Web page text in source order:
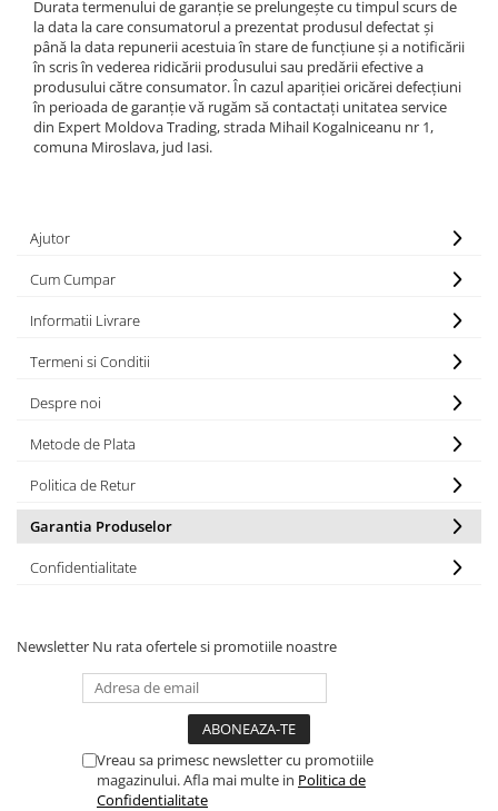
Strunguri metal cu freza
Strunguri universale
Strunguri universale cu afisaj
digital
Strunguri universale cu viteza
variabila
si coloana
si coloana
Masini de gaurit cu coloana
de actionare
curea de distributie
Masini de gaurit cu masa
coloana
Masini de gaurit radiale
Masini de gaurit si frezat
Centre de prelucrare verticale CNC
Masini de frezat cu batiu
Masini de frezat multifunctionale
Masini de frezat universale SERVO
Masini de frezat verticale
Masini de slefuit metal
Durata termenului de garanţie se prelungeşte cu timpul scurs de
la data la care consumatorul a prezentat produsul defectat şi
până la data repunerii acestuia în stare de funcţiune şi a notificării
în scris în vederea ridicării produsului sau predării efective a
produsului către consumator. În cazul apariţiei oricărei defecţiuni
în perioada de garanţie vă rugăm să contactaţi unitatea service
din Expert Moldova Trading, strada Mihail Kogalniceanu nr 1,
comuna Miroslava, jud Iasi.
Ajutor
Cum Cumpar
Informatii Livrare
Termeni si Conditii
Despre noi
Metode de Plata
Politica de Retur
Garantia Produselor
Confidentialitate
Newsletter Nu rata ofertele si promotiile noastre
Vreau sa primesc newsletter cu promotiile
magazinului. Afla mai multe in Politica de
Confidentialitate